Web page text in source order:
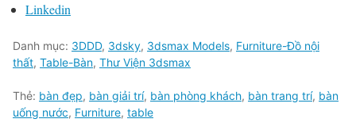
Linkedin
Danh mục: 3DDD, 3dsky, 3dsmax Models, Furniture-Đồ nội
thất, Table-Bàn, Thư Viện 3dsmax
Thẻ: bàn đẹp, bàn giải trí, bàn phòng khách, bàn trang trí, bàn
uống nước, Furniture, table